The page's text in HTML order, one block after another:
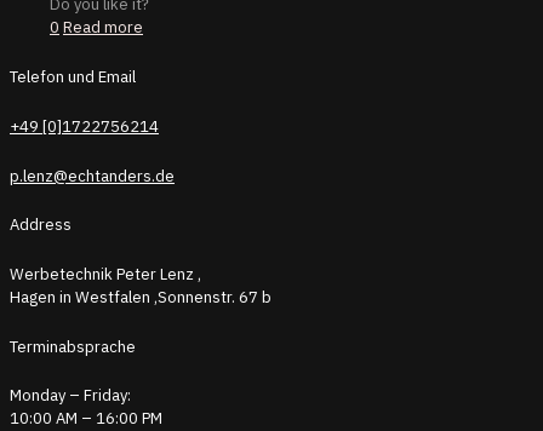
Do you like it?
0 Read more
Telefon und Email
+49 [0]1722756214
p.lenz@echtanders.de
Address
Werbetechnik Peter Lenz ,
Hagen in Westfalen ,Sonnenstr. 67 b
Terminabsprache
Monday – Friday:
10:00 AM – 16:00 PM